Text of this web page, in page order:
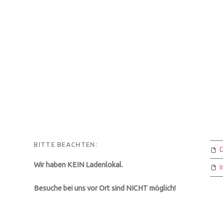
BITTE BEACHTEN:
Wir haben KEIN Ladenlokal.
Besuche bei uns vor Ort sind NICHT möglich!